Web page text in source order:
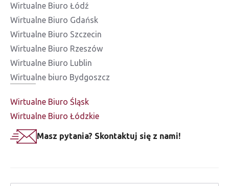
Wirtualne Biuro Łódź
Wirtualne Biuro Gdańsk
Wirtualne Biuro Szczecin
Wirtualne Biuro Rzeszów
Wirtualne Biuro Lublin
Wirtualne biuro Bydgoszcz
Wirtualne Biuro Śląsk
Wirtualne Biuro Łódzkie
Masz pytania? Skontaktuj się z nami!